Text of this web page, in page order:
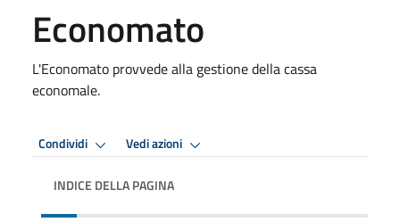
Economato
L'Economato provvede alla gestione della cassa
economale.
Condividi Vedi azioni
INDICE DELLA PAGINA